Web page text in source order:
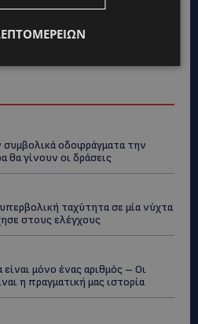
οδοφράγματα την
θα γίνουν οι δράσεις
ταχύτητα σε μία νύχτα
στους ελέγχους
μόνο ένας αριθμός – Οι
η πραγματική μας ιστορία